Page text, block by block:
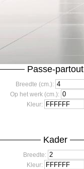
Passe-partout
Breedte (cm.):
Op het werk (cm.):
Kleur:
Kader
Breedte:
Kleur: